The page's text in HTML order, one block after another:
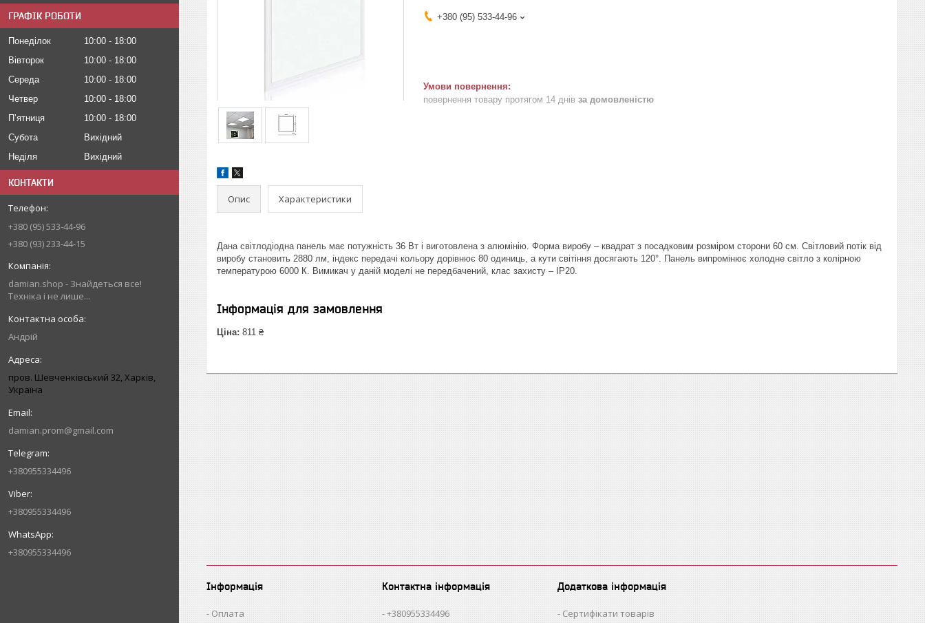
ГРАФІК РОБОТИ
Понеділок 10:00
18:00
Вівторок
10:00
18:00
Середа
10:00
18:00
Четвер
10:00
18:00
Пʼятниця
10:00
18:00
Субота
Вихідний
Неділя
Вихідний
КОНТАКТИ
+380 (95) 533-44-96
+380 (93) 233-44-15
damian.shop - Знайдеться все!
Техніка і не лише...
Андрій
пров. Шевченківський 32, Харків,
Україна
damian.prom@gmail.com
+380955334496
+380955334496
+380955334496
+380 (95) 533-44-96
повернення товару протягом 14 днів за домовленістю
Опис Характеристики
Дана світлодіодна панель має потужність 36 Вт і виготовлена з алюмінію. Форма виробу – квадрат з посадковим розміром сторони 60 см. Світловий потік від
виробу становить 2880 лм, індекс передачі кольору дорівнює 80 одиниць, а кути світіння досягають 120°. Панель випромінює холодне світло з колірною
температурою 6000 К. Вимикач у даній моделі не передбачений, клас захисту – IP20.
Інформація для замовлення
Ціна: 811 ₴
Інформація
Оплата
Контактна інформація
+380955334496
Додаткова інформація
Сертифікати товарів